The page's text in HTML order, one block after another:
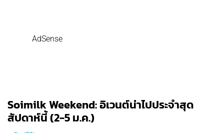
AdSense
Soimilk Weekend: อิเวนต์น่าไปประจำสุด
สัปดาห์นี้ (2-5 ม.ค.)